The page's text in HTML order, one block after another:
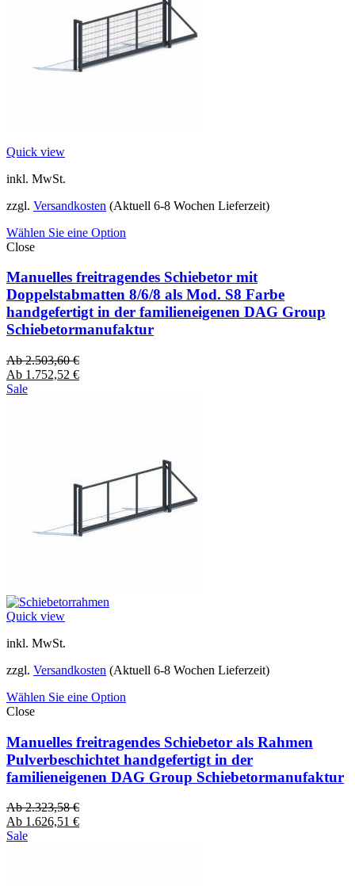
Quick view
inkl. MwSt.
zzgl. Versandkosten (Aktuell 6-8 Wochen Lieferzeit)
Wählen Sie eine Option
Close
Manuelles freitragendes Schiebetor mit
Doppelstabmatten 8/6/8 als Mod. S8 Farbe
handgefertigt in der familieneigenen DAG Group
Schiebetormanufaktur
Ab2.503,60€
Ab 1.752,52 €
Sale
Quick view
inkl. MwSt.
zzgl. Versandkosten (Aktuell 6-8 Wochen Lieferzeit)
Wählen Sie eine Option
Close
Manuelles freitragendes Schiebetor als Rahmen
Pulverbeschichtet handgefertigt in der
familieneigenen DAG Group Schiebetormanufaktur
Ab2.323,58€
Ab 1.626,51 €
Sale